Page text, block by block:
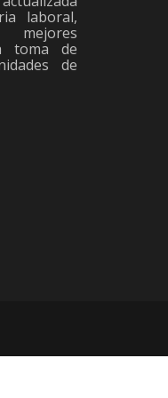
laboral,
toma de
de